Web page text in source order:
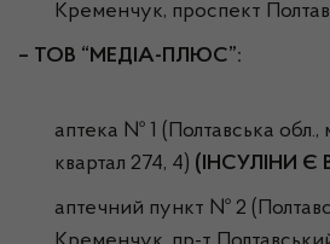
Кременчук, проспект
– ТОВ “МЕДІА-ПЛЮС”:
аптека № 1 (Полтавська
квартал 274, 4) (ІНСУЛІНИ Є
аптечний пункт № 2